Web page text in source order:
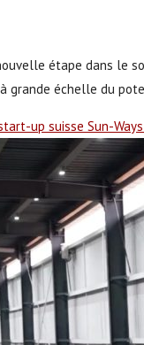
étape dans le
grande échelle du
start-up suisse Sun-